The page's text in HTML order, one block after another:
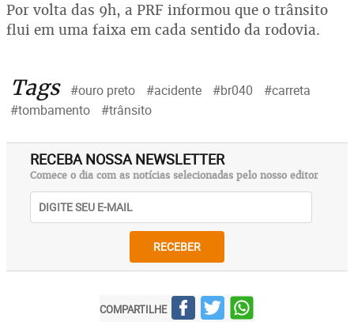
Por volta das 9h, a PRF informou que o trânsito
flui em uma faixa em cada sentido da rodovia.
Tags #ouro preto #acidente #br040
#carreta
#tombamento
#trânsito
RECEBA NOSSA NEWSLETTER
Comece o dia com as notícias selecionadas pelo nosso editor
RECEBER
COMPARTILHE